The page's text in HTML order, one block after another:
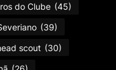
do Clube (45)
(39)
scout (30)